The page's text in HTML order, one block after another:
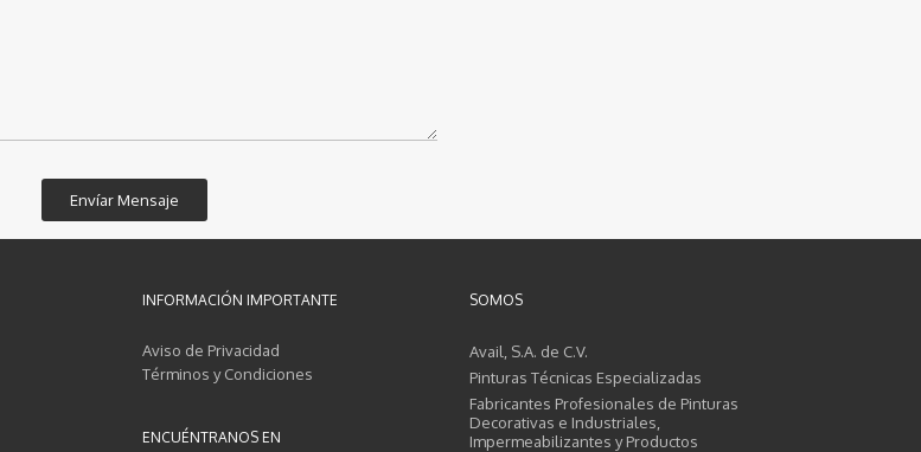
INFORMACIÓN IMPORTANTE
Aviso de Privacidad
Términos y Condiciones
ENCUÉNTRANOS EN
SOMOS
Avail, S.A. de C.V.
Pinturas Técnicas Especializadas
Fabricantes Profesionales de Pinturas
Decorativas e Industriales,
Impermeabilizantes y Productos